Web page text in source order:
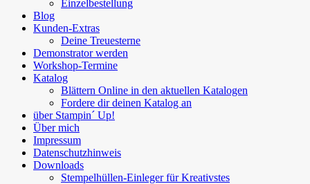
Einzelbestellung
Blog
Kunden-Extras
Deine Treuesterne
Demonstrator werden
Workshop-Termine
Katalog
Blättern Online in den aktuellen Katalogen
Fordere dir deinen Katalog an
über Stampin´ Up!
Über mich
Impressum
Datenschutzhinweis
Downloads
Stempelhüllen-Einleger für Kreativstes